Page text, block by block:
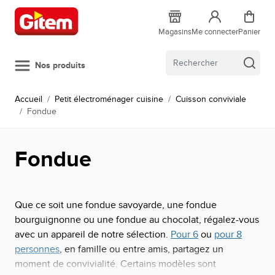
Allez au contenu
MagasinsMe connecterPanier
Nos produits
Accueil / Petit électroménager cuisine / Cuisson conviviale
/ Fondue
Fondue
Que ce soit une fondue savoyarde, une fondue
bourguignonne ou une fondue au chocolat, régalez-vous
avec un appareil de notre sélection. Pour 6 ou pour 8
personnes, en famille ou entre amis, partagez un
moment de convivialité. Certains modèles sont